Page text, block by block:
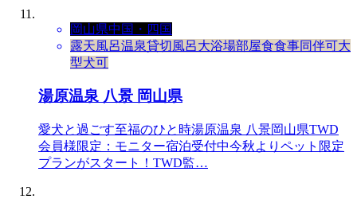
岡山県中国・四国
露天風呂温泉貸切風呂大浴場部屋食食事同伴可大
型犬可
湯原温泉 八景 岡山県
愛犬と過ごす至福のひと時湯原温泉 八景岡山県TWD
会員様限定：モニター宿泊受付中今秋よりペット限定
プランがスタート！TWD監…